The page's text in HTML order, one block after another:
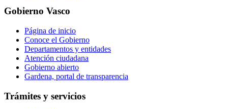
Gobierno Vasco
Página de inicio
Conoce el Gobierno
Departamentos y entidades
Atención ciudadana
Gobierno abierto
Gardena, portal de transparencia
Trámites y servicios